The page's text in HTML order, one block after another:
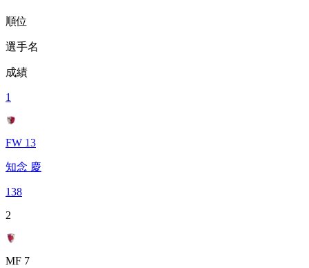
順位
選手名
成績
1
FW 13
知念 慶
138
2
MF 7